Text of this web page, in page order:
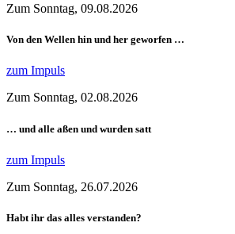
Zum Sonntag, 09.08.2026
Von den Wellen hin und her geworfen …
zum Impuls
Zum Sonntag, 02.08.2026
… und alle aßen und wurden satt
zum Impuls
Zum Sonntag, 26.07.2026
Habt ihr das alles verstanden?